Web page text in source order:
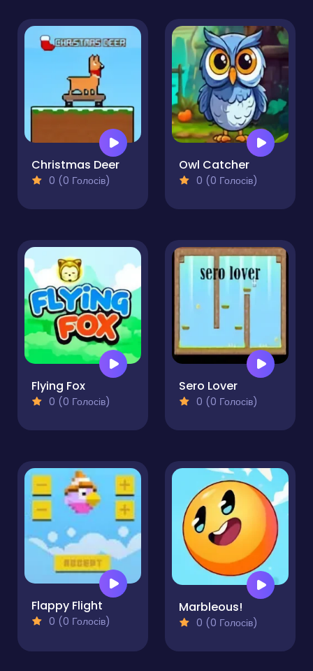
Christmas Deer
0 (0 Голосів)
Owl Catcher
0 (0 Голосів)
Flying Fox
0 (0 Голосів)
Sero Lover
0 (0 Голосів)
Flappy Flight
0 (0 Голосів)
Marbleous!
0 (0 Голосів)